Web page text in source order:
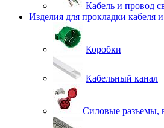
Кабель и провод
Изделия для прокладки кабеля
Коробки
Кабельный канал
Силовые разъемы,